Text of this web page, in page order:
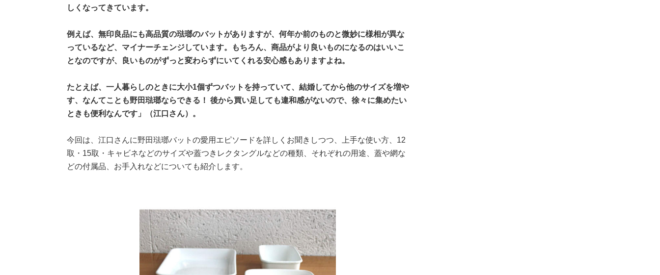
しくなってきています。
例えば、無印良品にも高品質の琺瑯のバットがありますが、何年か前のものと微妙に様相が異な
っているなど、マイナーチェンジしています。もちろん、商品がより良いものになるのはいいこ
となのですが、良いものがずっと変わらずにいてくれる安心感もありますよね。
たとえば、一人暮らしのときに大小1個ずつバットを持っていて、結婚してから他のサイズを増や
す、なんてことも野田琺瑯ならできる！ 後から買い足しても違和感がないので、徐々に集めたい
ときも便利なんです」（江口さん）。
今回は、江口さんに野田琺瑯バットの愛用エピソードを詳しくお聞きしつつ、上手な使い方、12
取・15取・キャビネなどのサイズや蓋つきレクタングルなどの種類、それぞれの用途、蓋や網な
どの付属品、お手入れなどについても紹介します。